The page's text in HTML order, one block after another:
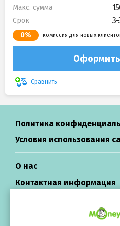
Макс. сумма
Срок
0% комиссия для новых
Оформить
Сравнить
Политика
Условия использования
О нас
Контактная информация